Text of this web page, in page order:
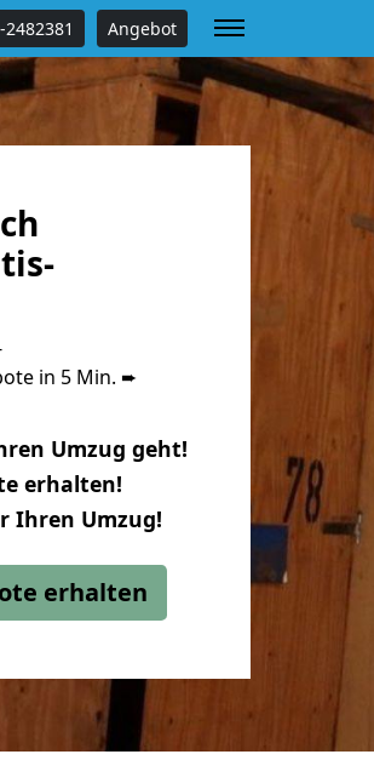
Angebot
in 5 Min. ➨
Umzug geht!
erhalten!
Ihren Umzug!
erhalten